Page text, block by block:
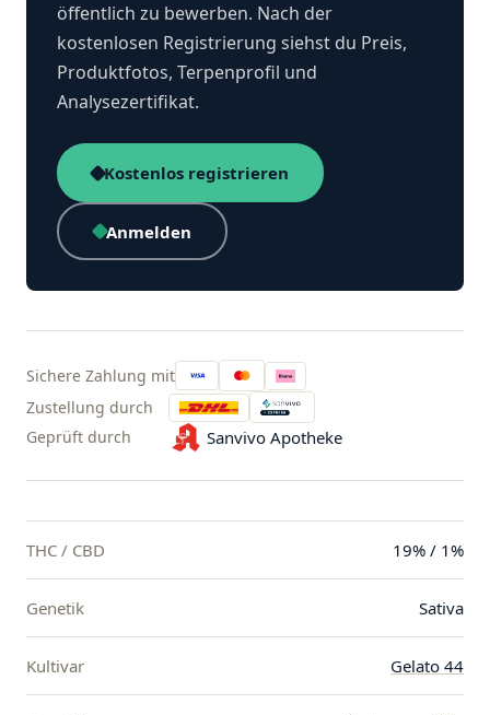
öffentlich zu bewerben. Nach der
kostenlosen Registrierung siehst du Preis,
Produktfotos, Terpenprofil und
Analysezertifikat.
Kostenlos registrieren
Anmelden
Sichere Zahlung mit
Zustellung durch
Geprüft durch
Sanvivo Apotheke
THC / CBD 19% / 1%
Genetik Sativa
Kultivar Gelato 44